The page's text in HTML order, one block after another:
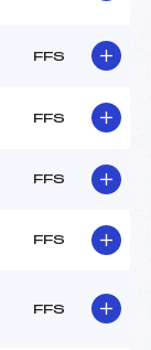
FFS
FFS
FFS
FFS
FFS